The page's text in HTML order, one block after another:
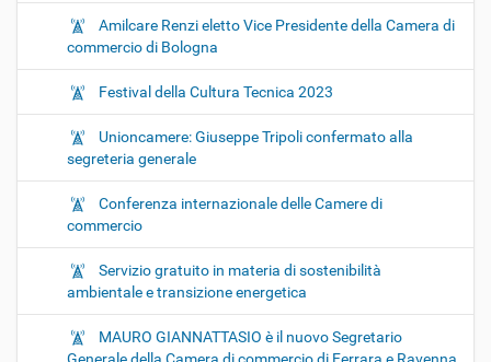
Amilcare Renzi eletto Vice Presidente della Camera di
commercio di Bologna
Festival della Cultura Tecnica 2023
Unioncamere: Giuseppe Tripoli confermato alla
segreteria generale
Conferenza internazionale delle Camere di
commercio
Servizio gratuito in materia di sostenibilità
ambientale e transizione energetica
MAURO GIANNATTASIO è il nuovo Segretario